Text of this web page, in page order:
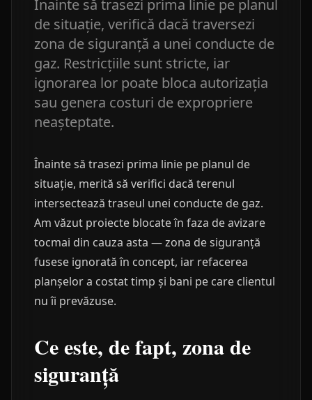
Înainte să trasezi prima linie pe planul
de situație, verifică dacă traversezi
zona de siguranță a unei conducte de
gaz. Restricțiile sunt stricte, iar
ignorarea lor poate bloca autorizația
sau genera costuri de expropriere
neașteptate.
Înainte să trasezi prima linie pe planul de
situație, merită să verifici dacă terenul
intersectează traseul unei conducte de gaz.
Am văzut proiecte blocate în faza de avizare
tocmai din cauza asta — zona de siguranță
fusese ignorată în concept, iar refacerea
planșelor a costat timp și bani pe care clientul
nu îi prevăzuse.
Ce este, de fapt, zona de
siguranță